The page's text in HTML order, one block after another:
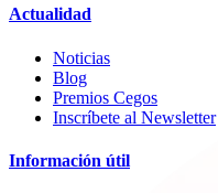
Actualidad
Noticias
Blog
Premios Cegos
Inscríbete al Newsletter
Información útil